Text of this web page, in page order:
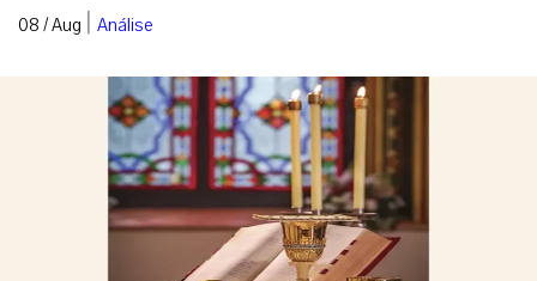
08 / Aug | Análise